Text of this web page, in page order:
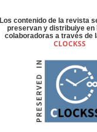
Los contenido de la revista
preservan y distribuiye en
colaboradoras a través de
CLOCKSS